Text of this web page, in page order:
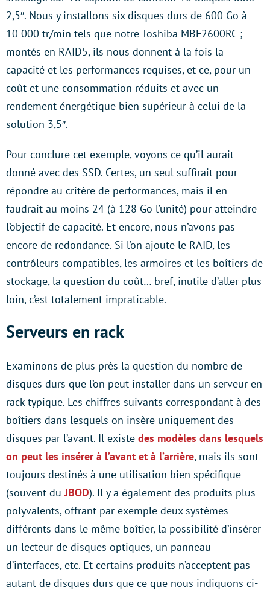
2,5″. Nous y installons six disques durs de 600 Go à
10 000 tr/min tels que notre Toshiba MBF2600RC ;
montés en RAID5, ils nous donnent à la fois la
capacité et les performances requises, et ce, pour un
coût et une consommation réduits et avec un
rendement énergétique bien supérieur à celui de la
solution 3,5″.
Pour conclure cet exemple, voyons ce qu’il aurait
donné avec des SSD. Certes, un seul suffirait pour
répondre au critère de performances, mais il en
faudrait au moins 24 (à 128 Go l’unité) pour atteindre
l’objectif de capacité. Et encore, nous n’avons pas
encore de redondance. Si l’on ajoute le RAID, les
contrôleurs compatibles, les armoires et les boîtiers de
stockage, la question du coût… bref, inutile d’aller plus
loin, c’est totalement impraticable.
Serveurs en rack
Examinons de plus près la question du nombre de
disques durs que l’on peut installer dans un serveur en
rack typique. Les chiffres suivants correspondant à des
boîtiers dans lesquels on insère uniquement des
disques par l’avant. Il existe des modèles dans lesquels
on peut les insérer à l’avant et à l’arrière, mais ils sont
toujours destinés à une utilisation bien spécifique
(souvent duJBOD). Il y a également des produits plus
polyvalents, offrant par exemple deux systèmes
différents dans le même boîtier, la possibilité d’insérer
un lecteur de disques optiques, un panneau
d’interfaces, etc. Et certains produits n’acceptent pas
autant de disques durs que ce que nous indiquons ci-